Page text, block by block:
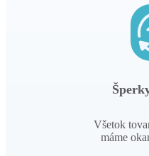
Všetok
máme